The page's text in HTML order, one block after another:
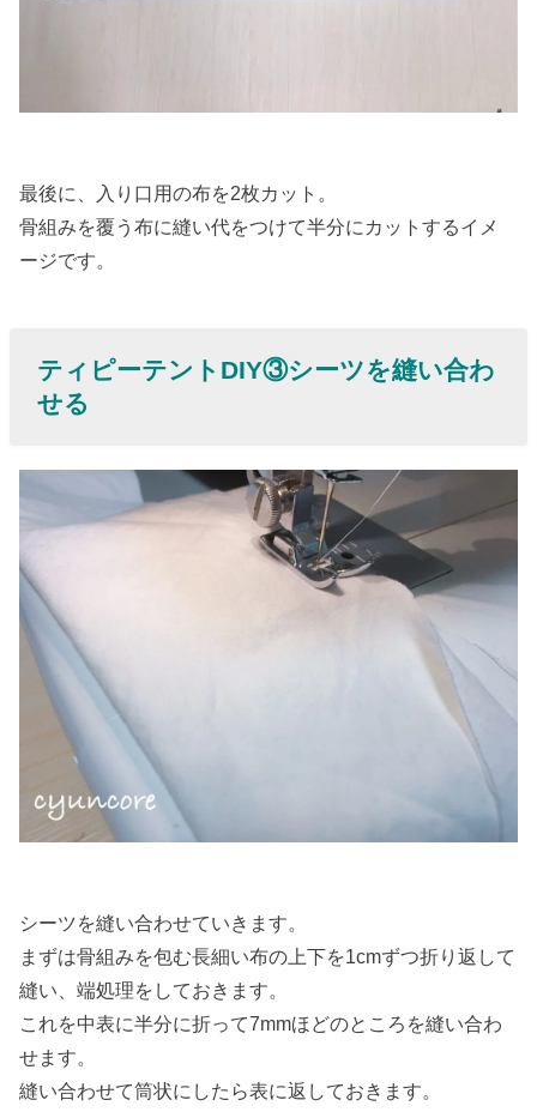
最後に、入り口用の布を2枚カット。
骨組みを覆う布に縫い代をつけて半分にカットするイメ
ージです。
ティピーテントDIY③シーツを縫い合わ
せる
シーツを縫い合わせていきます。
まずは骨組みを包む長細い布の上下を1cmずつ折り返して
縫い、端処理をしておきます。
これを中表に半分に折って7mmほどのところを縫い合わ
せます。
縫い合わせて筒状にしたら表に返しておきます。